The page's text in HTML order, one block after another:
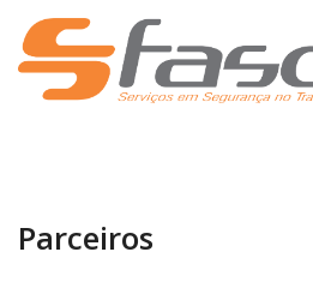
Parceiros